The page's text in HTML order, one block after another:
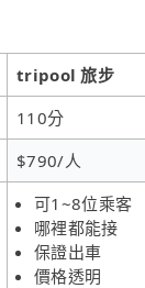
tripool 旅步
110分
$790/人
可1~8位乘客
哪裡都能接
保證出車
價格透明